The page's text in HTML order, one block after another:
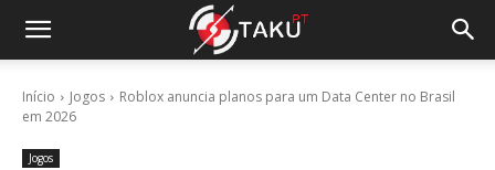
Início Jogos
Roblox anuncia planos para um Data Center no Brasil
em 2026
Jogos